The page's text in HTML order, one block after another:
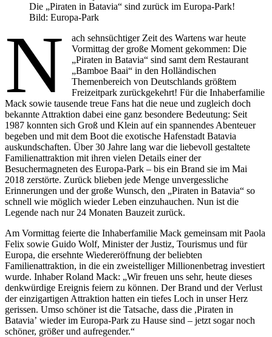
Die „Piraten in Batavia“ sind zurück im Europa-Park!
Bild: Europa-Park
N
ach sehnsüchtiger Zeit des Wartens war heute
Vormittag der große Moment gekommen: Die
„Piraten in Batavia“ sind samt dem Restaurant
„Bamboe Baai“ in den Holländischen
Themenbereich von Deutschlands größtem
Freizeitpark zurückgekehrt! Für die Inhaberfamilie
Mack sowie tausende treue Fans hat die neue und zugleich doch
bekannte Attraktion dabei eine ganz besondere Bedeutung: Seit
1987 konnten sich Groß und Klein auf ein spannendes Abenteuer
begeben und mit dem Boot die exotische Hafenstadt Batavia
auskundschaften. Über 30 Jahre lang war die liebevoll gestaltete
Familienattraktion mit ihren vielen Details einer der
Besuchermagneten des Europa-Park – bis ein Brand sie im Mai
2018 zerstörte. Zurück blieben jede Menge unvergessliche
Erinnerungen und der große Wunsch, den „Piraten in Batavia“ so
schnell wie möglich wieder Leben einzuhauchen. Nun ist die
Legende nach nur 24 Monaten Bauzeit zurück.
Am Vormittag feierte die Inhaberfamilie Mack gemeinsam mit Paola
Felix sowie Guido Wolf, Minister der Justiz, Tourismus und für
Europa, die ersehnte Wiedereröffnung der beliebten
Familienattraktion, in die ein zweistelliger Millionenbetrag investiert
wurde. Inhaber Roland Mack: „Wir freuen uns sehr, heute dieses
denkwürdige Ereignis feiern zu können. Der Brand und der Verlust
der einzigartigen Attraktion hatten ein tiefes Loch in unser Herz
gerissen. Umso schöner ist die Tatsache, dass die ,Piraten in
Bataviaʼ wieder im Europa-Park zu Hause sind – jetzt sogar noch
schöner, größer und aufregender.“